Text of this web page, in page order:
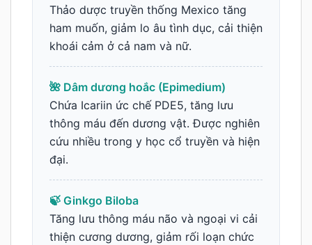
Thảo dược truyền thống Mexico tăng
ham muốn, giảm lo âu tình dục, cải thiện
khoái cảm ở cả nam và nữ.
🌺 Dâm dương hoắc (Epimedium)
Chứa Icariin ức chế PDE5, tăng lưu
thông máu đến dương vật. Được nghiên
cứu nhiều trong y học cổ truyền và hiện
đại.
🍃 Ginkgo Biloba
Tăng lưu thông máu não và ngoại vi cải
thiện cương dương, giảm rối loạn chức